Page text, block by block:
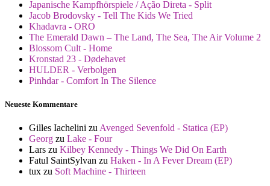
Japanische Kampfhörspiele / Ação Direta - Split
Jacob Brodovsky - Tell The Kids We Tried
Khadavra - ORO
The Emerald Dawn – The Land, The Sea, The Air Volume 2
Blossom Cult - Home
Kronstad 23 - Dødehavet
HULDER - Verbolgen
Pinhdar - Comfort In The Silence
Neueste Kommentare
Gilles Iachelini zu Avenged Sevenfold - Statica (EP)
Georg zu Lake - Four
Lars zu Kilbey Kennedy - Things We Did On Earth
Fatul SaintSylvan zu Haken - In A Fever Dream (EP)
tux zu Soft Machine - Thirteen